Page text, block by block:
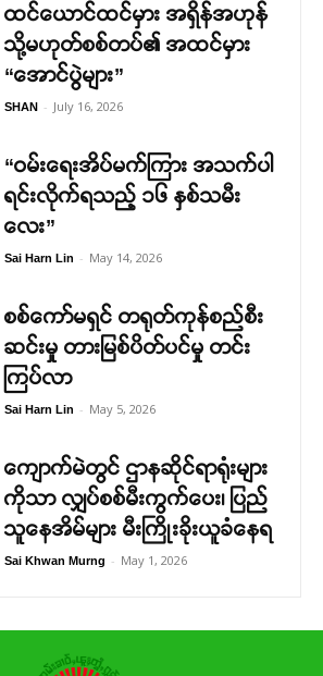
ထင်ယောင်ထင်မှား အရှိန်အဟုန်
သို့မဟုတ်စစ်တပ်၏ အထင်မှား
“အောင်ပွဲများ”
SHAN - July 16, 2026
“ဝမ်းရေးအိပ်မက်ကြား အသက်ပါ
ရင်းလိုက်ရသည့် ၁၆ နှစ်သမီး
လေး”
Sai Harn Lin - May 14, 2026
စစ်ကော်မရှင် တရုတ်ကုန်စည်စီး
ဆင်းမှု တားမြစ်ပိတ်ပင်မှု တင်း
ကြပ်လာ
Sai Harn Lin - May 5, 2026
ကျောက်မဲတွင် ဌာနဆိုင်ရာရုံးများ
ကိုသာ လျှပ်စစ်မီးကွက်ပေး၊ ပြည်
သူနေအိမ်များ မီးကြိုးခိုးယူခံနေရ
Sai Khwan Murng - May 1, 2026